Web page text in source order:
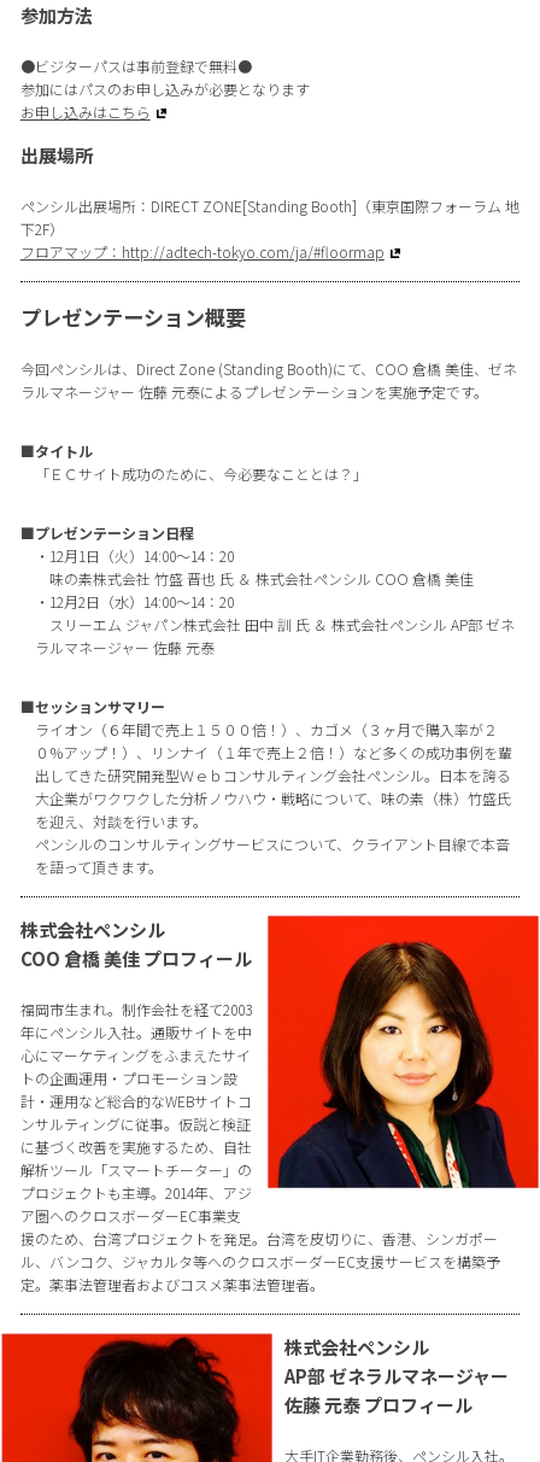
参加方法
●ビジターパスは事前登録で無料●
参加にはパスのお申し込みが必要となります
お申し込みはこちら
出展場所
ペンシル出展場所：DIRECT ZONE[Standing Booth]（東京国際フォーラム 地
下2F）
フロアマップ：http://adtech-tokyo.com/ja/#floormap
プレゼンテーション概要
今回ペンシルは、Direct Zone (Standing Booth)にて、COO 倉橋 美佳、ゼネ
ラルマネージャー 佐藤 元泰によるプレゼンテーションを実施予定です。
■タイトル
「ＥＣサイト成功のために、今必要なこととは？」
■プレゼンテーション日程
・12月1日（火）14:00～14：20
味の素株式会社 竹盛 晋也 氏 ＆ 株式会社ペンシル COO 倉橋 美佳
・12月2日（水）14:00～14：20
スリーエム ジャパン株式会社 田中 訓 氏 ＆ 株式会社ペンシル AP部 ゼネ
ラルマネージャー 佐藤 元泰
■セッションサマリー
ライオン（６年間で売上１５００倍！）、カゴメ（３ヶ月で購入率が２
０％アップ！）、リンナイ（１年で売上２倍！）など多くの成功事例を輩
出してきた研究開発型Ｗｅｂコンサルティング会社ペンシル。日本を誇る
大企業がワクワクした分析ノウハウ・戦略について、味の素（株）竹盛氏
を迎え、対談を行います。
ペンシルのコンサルティングサービスについて、クライアント目線で本音
を語って頂きます。
株式会社ペンシル
COO 倉橋 美佳 プロフィール
福岡市生まれ。制作会社を経て2003
年にペンシル入社。通販サイトを中
心にマーケティングをふまえたサイ
トの企画運用・プロモーション設
計・運用など総合的なWEBサイトコ
ンサルティングに従事。仮説と検証
に基づく改善を実施するため、自社
解析ツール「スマートチーター」の
プロジェクトも主導。2014年、アジ
ア圏へのクロスボーダーEC事業支
援のため、台湾プロジェクトを発足。台湾を皮切りに、香港、シンガポー
ル、バンコク、ジャカルタ等へのクロスボーダーEC支援サービスを構築予
定。薬事法管理者およびコスメ薬事法管理者。
株式会社ペンシル
AP部 ゼネラルマネージャー
佐藤 元泰 プロフィール
大手IT企業勤務後、ペンシル入社。